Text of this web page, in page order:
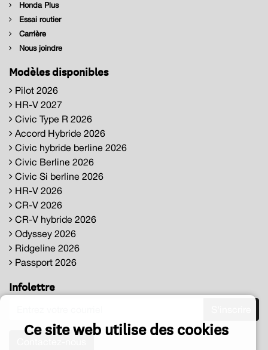
Honda Plus
Essai routier
Carrière
Nous joindre
Modèles disponibles
Pilot 2026
HR-V 2027
Civic Type R 2026
Accord Hybride 2026
Civic hybride berline 2026
Civic Berline 2026
Civic Si berline 2026
HR-V 2026
CR-V 2026
CR-V hybride 2026
Odyssey 2026
Ridgeline 2026
Passport 2026
Infolettre
Ce site web utilise des cookies